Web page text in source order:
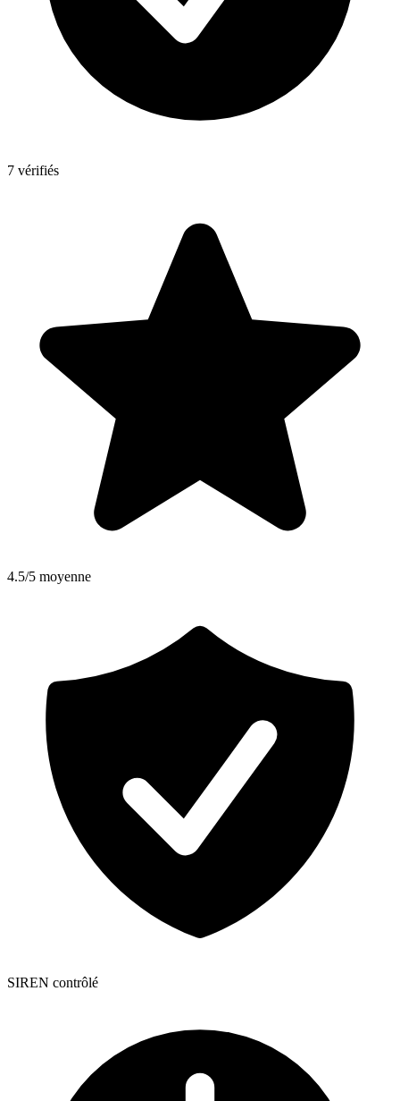
7 vérifiés
4.5/5 moyenne
SIREN contrôlé